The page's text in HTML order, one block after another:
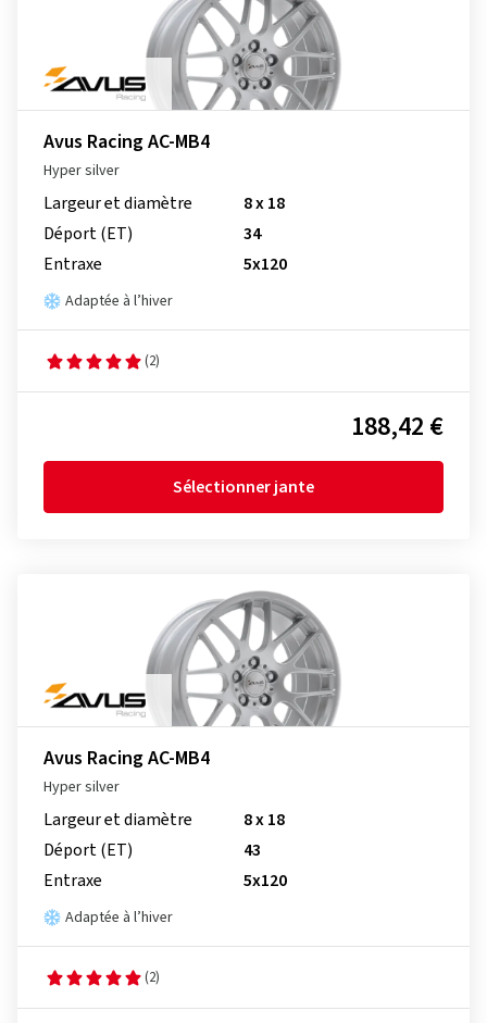
Avus Racing AC-MB4
Hyper silver
Largeur et diamètre
8 x 18
Déport (ET)
34
Entraxe
5x120
Adaptée à l’hiver
(2)
188,42 €
Sélectionner jante
Avus Racing AC-MB4
Hyper silver
Largeur et diamètre
8 x 18
Déport (ET)
43
Entraxe
5x120
Adaptée à l’hiver
(2)